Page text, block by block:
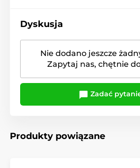
Dyskusja
Nie dodano jeszcze
Zapytaj nas, chętnie
Zadać
Produkty powiązane